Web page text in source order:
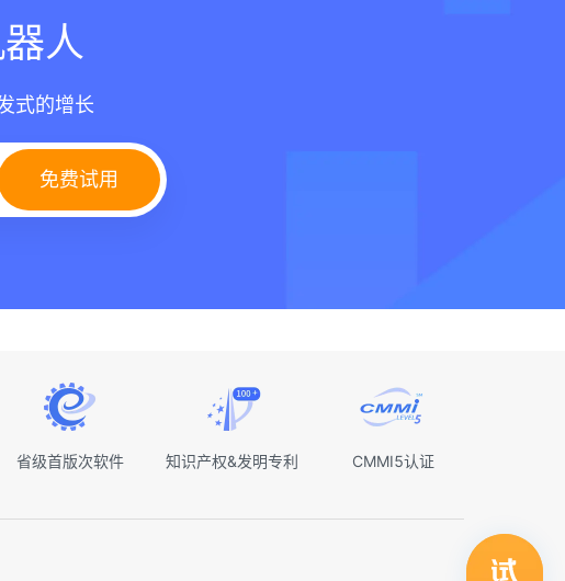
人
式的增长
免费试用
省级首版次软件 知识产权&发明专利 CMMI5认证